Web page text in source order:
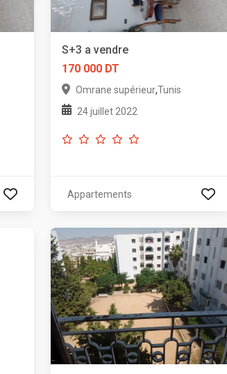
S+3 a vendre
170 000 DT
Omrane supérieur,Tunis
24 juillet 2022
Appartements